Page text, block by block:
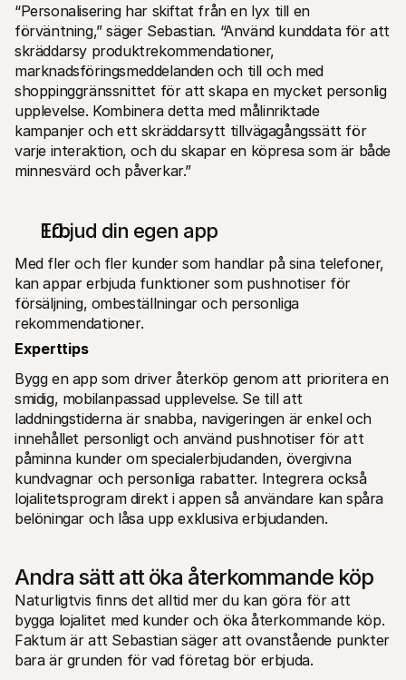
“Personalisering har skiftat från en lyx till en
förväntning,” säger Sebastian. “Använd kunddata för att
skräddarsy produktrekommendationer,
marknadsföringsmeddelanden och till och med
shoppinggränssnittet för att skapa en mycket personlig
upplevelse. Kombinera detta med målinriktade
kampanjer och ett skräddarsytt tillvägagångssätt för
varje interaktion, och du skapar en köpresa som är både
minnesvärd och påverkar.”
Erbjud din egen app
Med fler och fler kunder som handlar på sina telefoner,
kan appar erbjuda funktioner som pushnotiser för
försäljning, ombeställningar och personliga
rekommendationer.
Experttips
Bygg en app som driver återköp genom att prioritera en
smidig, mobilanpassad upplevelse. Se till att
laddningstiderna är snabba, navigeringen är enkel och
innehållet personligt och använd pushnotiser för att
påminna kunder om specialerbjudanden, övergivna
kundvagnar och personliga rabatter. Integrera också
lojalitetsprogram direkt i appen så användare kan spåra
belöningar och låsa upp exklusiva erbjudanden.
Andra sätt att öka återkommande köp
Naturligtvis finns det alltid mer du kan göra för att
bygga lojalitet med kunder och öka återkommande köp.
Faktum är att Sebastian säger att ovanstående punkter
bara är grunden för vad företag bör erbjuda.